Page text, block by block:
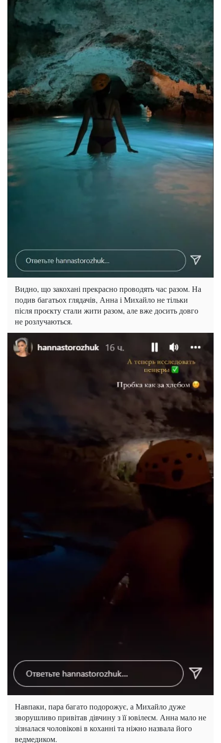
Видно, що закохані прекрасно проводять час разом. На
подив багатьох глядачів, Анна і Михайло не тільки
після проєкту стали жити разом, але вже досить довго
не розлучаються.
Навпаки, пара багато подорожує, а Михайло дуже
зворушливо привітав дівчину з її ювілеєм. Анна мало не
зізналася чоловікові в коханні та ніжно назвала його
ведмедиком.